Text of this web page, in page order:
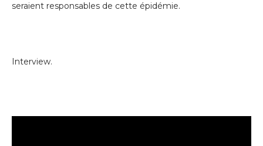
seraient responsables de cette épidémie.
Interview.